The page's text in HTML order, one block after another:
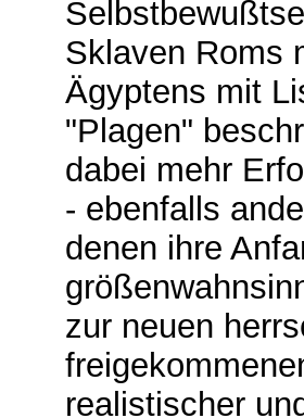
Sklaven Roms
Ägyptens mit
"Plagen"
dabei mehr
- ebenfalls
denen ihre
zur neuen
realistischer